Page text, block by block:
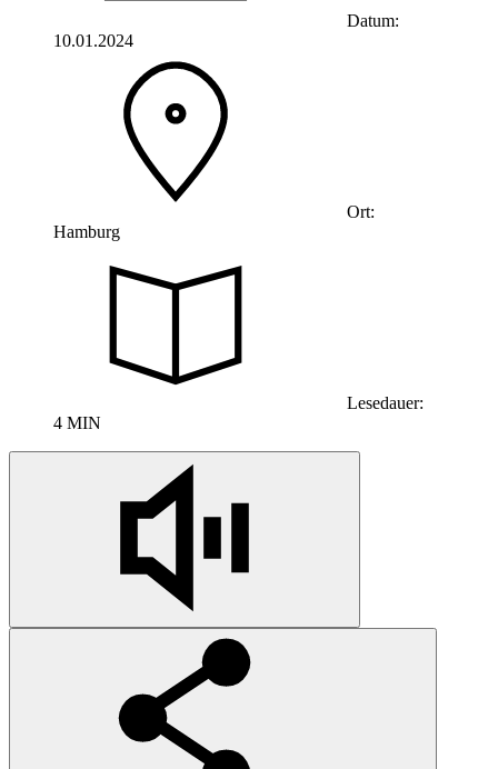
Datum:
10.01.2024
Ort:
Hamburg
Lesedauer:
4 MIN